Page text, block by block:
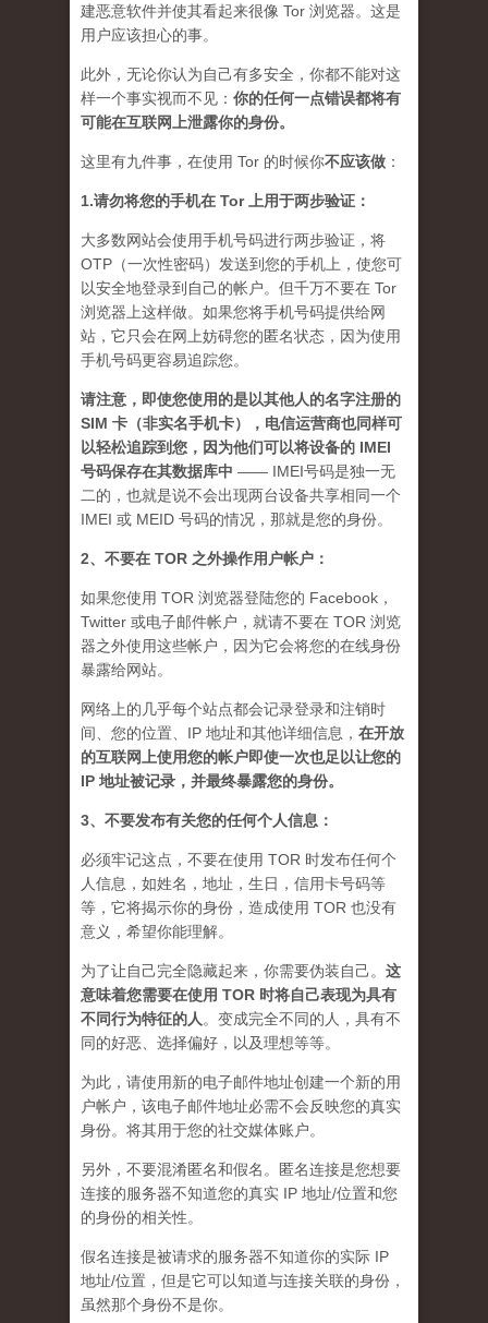
建恶意软件并使其看起来很像 Tor 浏览器。这是
用户应该担心的事。
此外，无论你认为自己有多安全，你都不能对这
样一个事实视而不见： 你的任何一点错误都将有
可能在互联网上泄露你的身份。
这里有九件事，在使用 Tor 的时候你不应该做 ：
1.请勿将您的手机在 Tor 上用于两步验证：
大多数网站会使用手机号码进行两步验证，将
OTP（一次性密码）发送到您的手机上，使您可
以安全地登录到自己的帐户。但千万不要在 Tor
浏览器上这样做。如果您将手机号码提供给网
站，它只会在网上妨碍您的匿名状态，因为使用
手机号码更容易追踪您。
请注意，即使您使用的是以其他人的名字注册的
SIM 卡（非实名手机卡），电信运营商也同样可
以轻松追踪到您，因为他们可以将设备的 IMEI
号码保存在其数据库中 —— IMEI号码是独一无
二的，也就是说不会出现两台设备共享相同一个
IMEI 或 MEID 号码的情况，那就是您的身份。
2、不要在 TOR 之外操作用户帐户：
如果您使用 TOR 浏览器登陆您的 Facebook，
Twitter 或电子邮件帐户，就请不要在 TOR 浏览
器之外使用这些帐户，因为它会将您的在线身份
暴露给网站。
网络上的几乎每个站点都会记录登录和注销时
间、您的位置、IP 地址和其他详细信息， 在开放
的互联网上使用您的帐户即使一次也足以让您的
IP 地址被记录，并最终暴露您的身份。
3、不要发布有关您的任何个人信息：
必须牢记这点，不要在使用 TOR 时发布任何个
人信息，如姓名，地址，生日，信用卡号码等
等，它将揭示你的身份，造成使用 TOR 也没有
意义，希望你能理解。
为了让自己完全隐藏起来，你需要伪装自己。 这
意味着您需要在使用 TOR 时将自己表现为具有
不同行为特征的人 。 变成完全不同的人，具有不
同的好恶、选择偏好，以及理想等等。
为此，请使用新的电子邮件地址创建一个新的用
户帐户，该电子邮件地址必需不会反映您的真实
身份。将其用于您的社交媒体账户。
另外，不要混淆匿名和假名。匿名连接是您想要
连接的服务器不知道您的真实 IP 地址/位置和您
的身份的相关性。
假名连接是被请求的服务器不知道你的实际 IP
地址/位置，但是它可以知道与连接关联的身份，
虽然那个身份不是你。